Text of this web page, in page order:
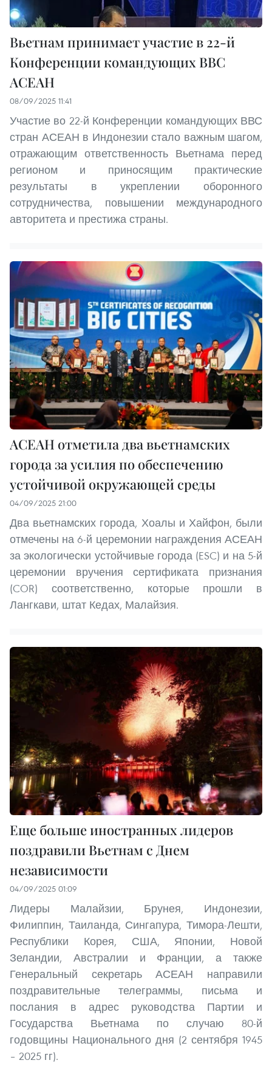
Вьетнам принимает участие в 22-й
Конференции командующих ВВС
АСЕАН
08/09/2025 11:41
Участие во 22-й Конференции командующих ВВС
стран АСЕАН в Индонезии стало важным шагом,
отражающим ответственность Вьетнама перед
регионом и приносящим практические
результаты в укреплении оборонного
сотрудничества, повышении международного
авторитета и престижа страны.
АСЕАН отметила два вьетнамских
города за усилия по обеспечению
устойчивой окружающей среды
04/09/2025 21:00
Два вьетнамских города, Хоалы и Хайфон, были
отмечены на 6-й церемонии награждения АСЕАН
за экологически устойчивые города (ESC) и на 5-й
церемонии вручения сертификата признания
(COR) соответственно, которые прошли в
Лангкави, штат Кедах, Малайзия.
Еще больше иностранных лидеров
поздравили Вьетнам с Днем
независимости
04/09/2025 01:09
Лидеры Малайзии, Брунея, Индонезии,
Филиппин, Таиланда, Сингапура, Тимора-Лешти,
Республики Корея, США, Японии, Новой
Зеландии, Австралии и Франции, а также
Генеральный секретарь АСЕАН направили
поздравительные телеграммы, письма и
послания в адрес руководства Партии и
Государства Вьетнама по случаю 80-й
годовщины Национального дня (2 сентября 1945
– 2025 гг).